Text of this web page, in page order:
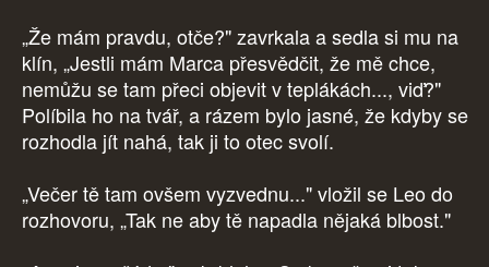
„Že mám pravdu, otče?" zavrkala a sedla si mu na
klín, „Jestli mám Marca přesvědčit, že mě chce,
nemůžu se tam přeci objevit v teplákách..., viď?"
Políbila ho na tvář, a rázem bylo jasné, že kdyby se
rozhodla jít nahá, tak ji to otec svolí.
„Večer tě tam ovšem vyzvednu..." vložil se Leo do
rozhovoru, „Tak ne aby tě napadla nějaká blbost."